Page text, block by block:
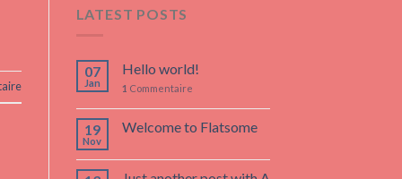
LATEST POSTS
07
Jan
Hello world!
1 Commentaire
19
Nov
Welcome to Flatsome